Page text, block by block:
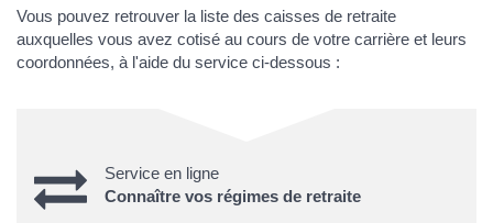
Vous pouvez retrouver la liste des caisses de retraite
auxquelles vous avez cotisé au cours de votre carrière et leurs
coordonnées, à l'aide du service ci-dessous :
Service en ligne
Connaître vos régimes de retraite